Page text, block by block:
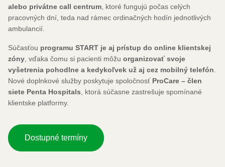
alebo privátne call centrum, ktoré fungujú počas celých
pracovných dní, teda nad rámec ordinačných hodín jednotlivých
ambulancií.
Súčasťou programu START je aj prístup do online klientskej
zóny, vďaka čomu si pacienti môžu organizovať svoje
vyšetrenia pohodlne a kedykoľvek už aj cez mobilný telefón.
Nové doplnkové služby poskytuje spoločnosť ProCare – člen
siete Penta Hospitals, ktorá súčasne zastrešuje spomínané
klientske platformy.
Dostupné termíny